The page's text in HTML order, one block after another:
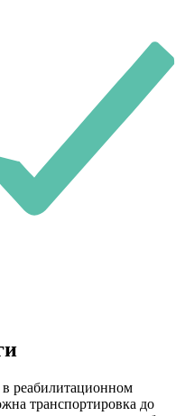
реабилитационном
транспортировка до